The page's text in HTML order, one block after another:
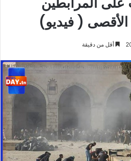
( فيديو)
أقل من دقيقة